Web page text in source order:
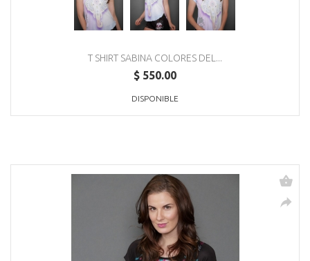
T SHIRT SABINA COLORES DEL...
$ 550.00
DISPONIBLE